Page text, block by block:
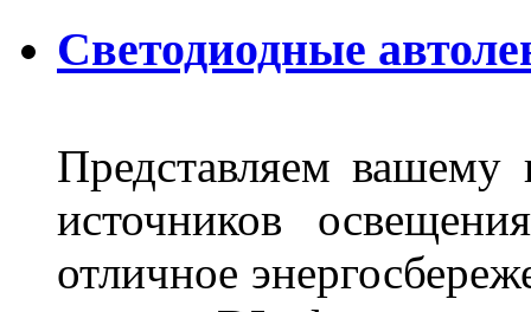
Светодиодные
Представляем
источников
отличное